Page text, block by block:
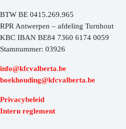
BTW BE 0415.269.965
RPR Antwerpen – afdeling Turnhout
KBC IBAN BE84 7360 6174 0059
Stamnummer: 03926
info@kfcvalberta.be
boekhouding@kfcvalberta.be
Privacybeleid
Intern reglement